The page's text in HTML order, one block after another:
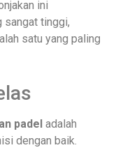
ini
sangat tinggi,
satu yang paling
padel adalah
dengan baik.